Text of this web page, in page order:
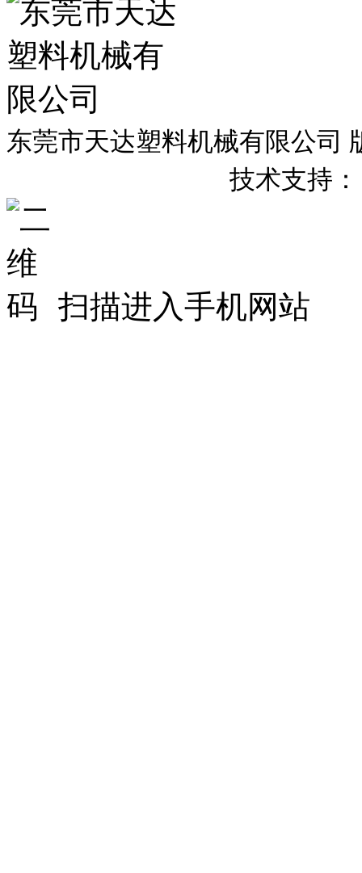
东莞市天达塑料机械有限公司
技术支持：
扫描进入手机网站